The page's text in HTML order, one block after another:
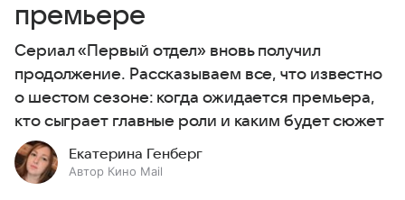
премьере
Сериал «Первый отдел» вновь получил
продолжение. Рассказываем все, что известно
о шестом сезоне: когда ожидается премьера,
кто сыграет главные роли и каким будет сюжет
Екатерина Генберг
Автор Кино Mail